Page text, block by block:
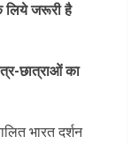
लिये जरूरी है
छात्राओं का
भारत दर्शन